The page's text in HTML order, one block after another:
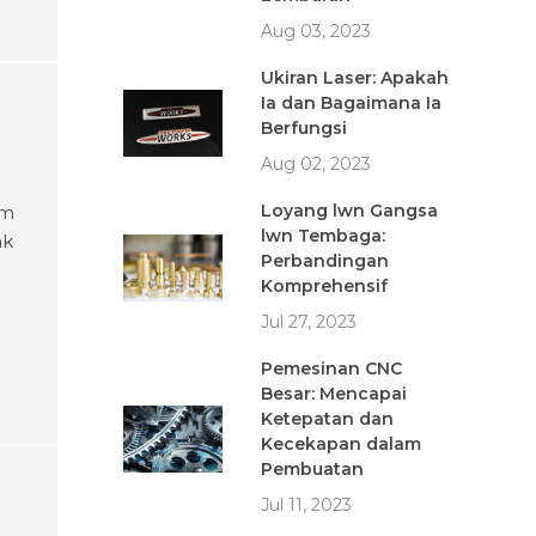
Aug 03, 2023
Ukiran Laser: Apakah
Ia dan Bagaimana Ia
Berfungsi
Aug 02, 2023
Loyang lwn Gangsa
lwn Tembaga:
Perbandingan
Komprehensif
Jul 27, 2023
Pemesinan CNC
Besar: Mencapai
Ketepatan dan
Kecekapan dalam
Pembuatan
Jul 11, 2023